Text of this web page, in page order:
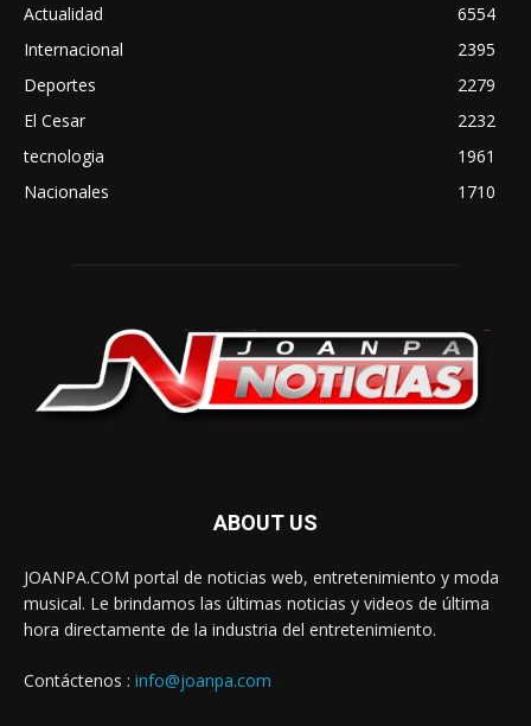
Actualidad
6554
Internacional
2395
Deportes
2279
El Cesar
2232
tecnologia
1961
Nacionales
1710
ABOUT US
JOANPA.COM portal de noticias web, entretenimiento y moda
musical. Le brindamos las últimas noticias y videos de última
hora directamente de la industria del entretenimiento.
Contáctenos : info@joanpa.com